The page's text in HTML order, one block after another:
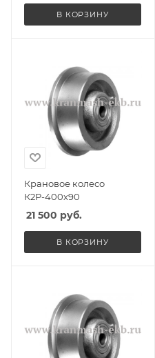
В КОРЗИНУ
Крановое колесо
К2Р-400х90
21 500 руб.
В КОРЗИНУ